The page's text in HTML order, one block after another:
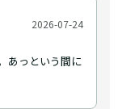
2026-07-24
あっという間に